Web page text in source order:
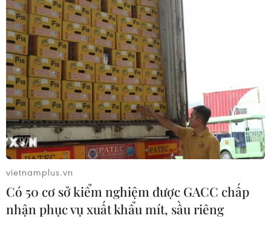
vietnamplus.vn
Có 50 cơ sở kiểm nghiệm được GACC chấp
nhận phục vụ xuất khẩu mít, sầu riêng